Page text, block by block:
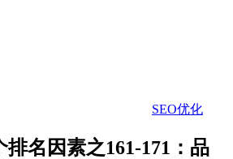
SEO优化
排名因素之161-171：品